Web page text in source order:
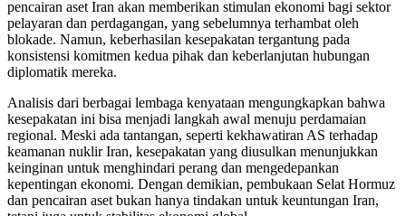
pencairan aset Iran akan memberikan stimulan ekonomi bagi sektor
pelayaran dan perdagangan, yang sebelumnya terhambat oleh
blokade. Namun, keberhasilan kesepakatan tergantung pada
konsistensi komitmen kedua pihak dan keberlanjutan hubungan
diplomatik mereka.
Analisis dari berbagai lembaga kenyataan mengungkapkan bahwa
kesepakatan ini bisa menjadi langkah awal menuju perdamaian
regional. Meski ada tantangan, seperti kekhawatiran AS terhadap
keamanan nuklir Iran, kesepakatan yang diusulkan menunjukkan
keinginan untuk menghindari perang dan mengedepankan
kepentingan ekonomi. Dengan demikian, pembukaan Selat Hormuz
dan pencairan aset bukan hanya tindakan untuk keuntungan Iran,